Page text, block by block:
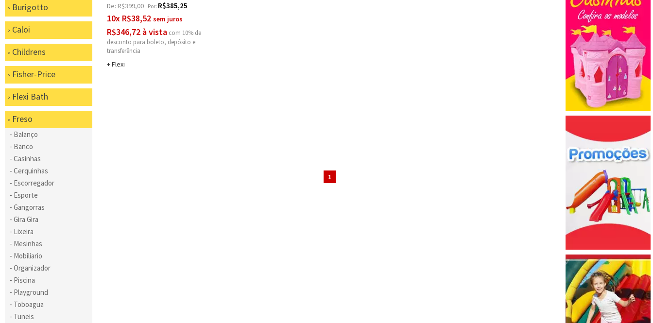
Burigotto
Caloi
Childrens
Fisher-Price
Flexi Bath
Freso
Balanço
Banco
Casinhas
Cerquinhas
Escorregador
Esporte
Gangorras
Gira Gira
Lixeira
Mesinhas
Mobiliario
Organizador
Piscina
Playground
Toboagua
Tuneis
De: R$399,00 Por: R$385,25
10x R$38,52
R$346,72 à vista com 10% de
desconto
Flexi
1